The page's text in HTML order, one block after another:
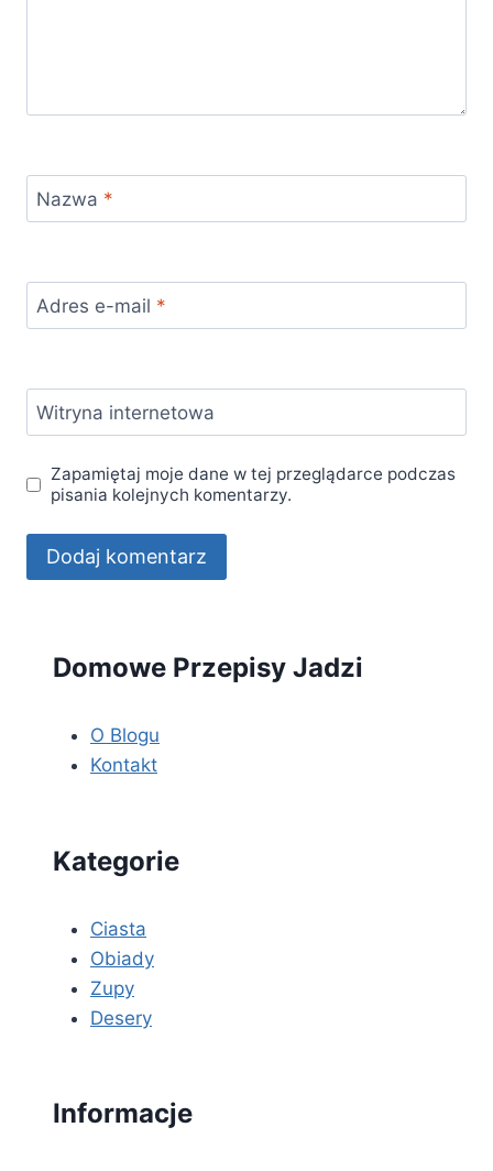
Nazwa *
Adres e-mail *
Witryna internetowa
Zapamiętaj moje dane w tej przeglądarce podczas
pisania kolejnych komentarzy.
Domowe Przepisy Jadzi
O Blogu
Kontakt
Kategorie
Ciasta
Obiady
Zupy
Desery
Informacje